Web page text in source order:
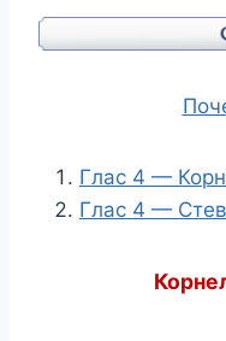
Глас 4 —
Глас 4 —